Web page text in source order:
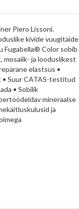
Piero Lissoni.
kivide vuugitäide
Fugabella® Color sobib
ja looduslikest
elastsus •
Suur CATAS-testitud
• Sobilik
mineraalse
ja